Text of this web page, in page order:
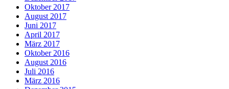
Oktober 2017
August 2017
Juni 2017
April 2017
März 2017
Oktober 2016
August 2016
Juli 2016
März 2016